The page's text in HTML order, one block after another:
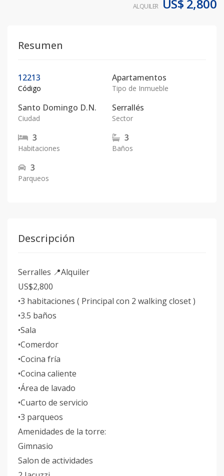
ALQUILER US$ 2,800
Resumen
12213
Código
Apartamentos
Tipo de Inmueble
Santo Domingo D.N.
Ciudad
Serrallés
Sector
3
Habitaciones
3
Baños
3
Parqueos
Descripción
Serralles 📍Alquiler
US$2,800
•3 habitaciones ( Principal con 2 walking closet )
•3.5 baños
•Sala
•Comerdor
•Cocina fría
•Cocina caliente
•Área de lavado
•Cuarto de servicio
•3 parqueos
Amenidades de la torre:
Gimnasio
Salon de actividades